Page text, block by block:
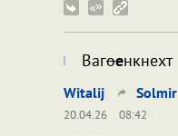
Вагоенкнехт
Witalij Solmir
20.04.26
08:42